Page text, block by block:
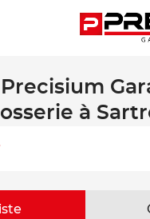
Precisium
à